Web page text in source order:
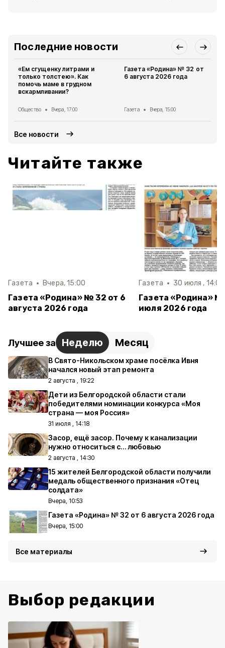
Последние новости
«Ем сгущенку литрами и
только толстею». Как
помочь маме в грудном
вскармливании?
Общество Вчера, 17:00
Газета «Родина» № 32 от
6 августа 2026 года
Газета Вчера, 15:00
Все новости
Читайте также
Газета Вчера, 15:00
Газета «Родина» № 32 от 6
августа 2026 года
Газета 30 июля , 14:00
Газета «Родина» №
июля 2026 года
Лучшее за Неделю Месяц
В Свято-Никольском храме посёлка Ивня
начался новый этап ремонта
2 августа , 19:22
Дети из Белгородской области стали
победителями номинации конкурса «Моя
страна — моя Россия»
31 июля , 14:18
Засор, ещё засор. Почему к канализации
нужно относиться с… любовью
2 августа , 14:30
15 жителей Белгородской области получили
медаль общественного признания «Отец
солдата»
Вчера, 10:53
Газета «Родина» № 32 от 6 августа 2026 года
Вчера, 15:00
Все материалы
Выбор редакции